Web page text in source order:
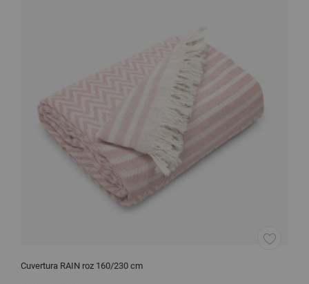
Cuvertura RAIN roz 160/230 cm